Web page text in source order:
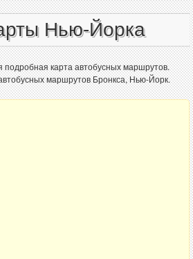
Нью-Йорка
карта автобусных маршрутов.
маршрутов Бронкса, Нью-Йорк.